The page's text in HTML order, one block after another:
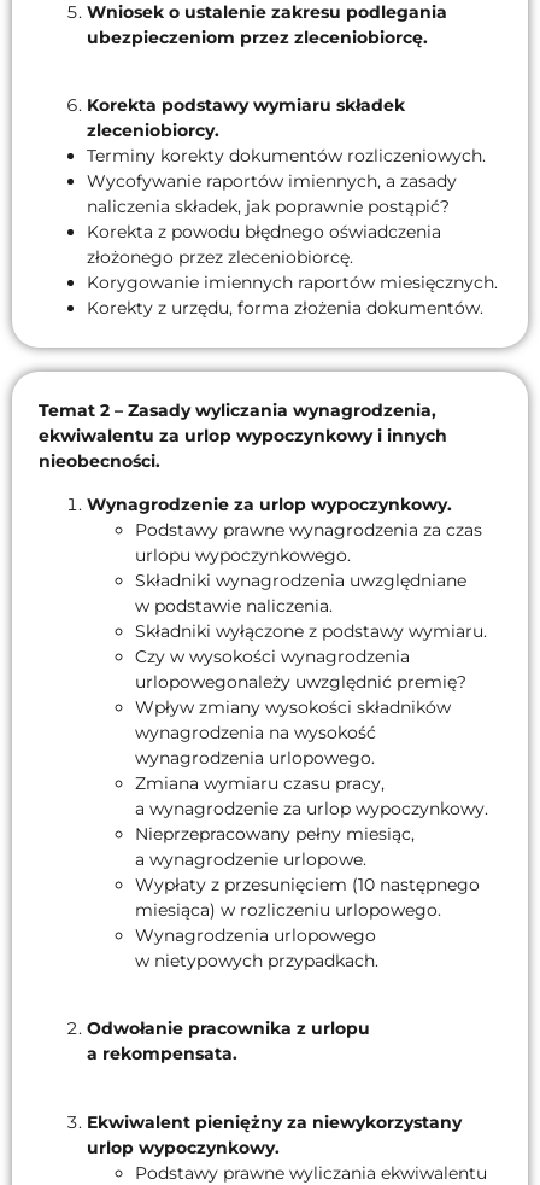
Wniosek o ustalenie zakresu podlegania
ubezpieczeniom przez zleceniobiorcę.
Korekta podstawy wymiaru składek
zleceniobiorcy.
Terminy korekty dokumentów rozliczeniowych.
Wycofywanie raportów imiennych, a zasady
naliczenia składek, jak poprawnie postąpić?
Korekta z powodu błędnego oświadczenia
złożonego przez zleceniobiorcę.
Korygowanie imiennych raportów miesięcznych.
Korekty z urzędu, forma złożenia dokumentów.
Temat 2 – Zasady wyliczania wynagrodzenia,
ekwiwalentu za urlop wypoczynkowy i innych
nieobecności.
Wynagrodzenie za urlop wypoczynkowy.
Podstawy prawne wynagrodzenia za czas
urlopu wypoczynkowego.
Składniki wynagrodzenia uwzględniane
w podstawie naliczenia.
Składniki wyłączone z podstawy wymiaru.
Czy w wysokości wynagrodzenia
urlopowegonależy uwzględnić premię?
Wpływ zmiany wysokości składników
wynagrodzenia na wysokość
wynagrodzenia urlopowego.
Zmiana wymiaru czasu pracy,
a wynagrodzenie za urlop wypoczynkowy.
Nieprzepracowany pełny miesiąc,
a wynagrodzenie urlopowe.
Wypłaty z przesunięciem (10 następnego
miesiąca) w rozliczeniu urlopowego.
Wynagrodzenia urlopowego
w nietypowych przypadkach.
Odwołanie pracownika z urlopu
a rekompensata.
Ekwiwalent pieniężny za niewykorzystany
urlop wypoczynkowy.
Podstawy prawne wyliczania ekwiwalentu